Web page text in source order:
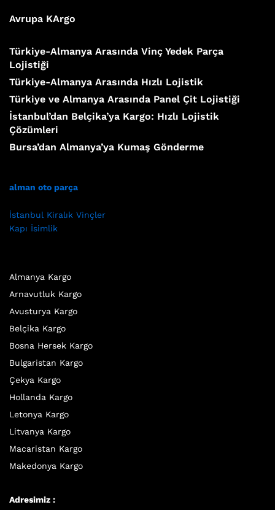
Avrupa KArgo
Türkiye-Almanya Arasında Vinç Yedek Parça
Lojistiği
Türkiye-Almanya Arasında Hızlı Lojistik
Türkiye ve Almanya Arasında Panel Çit Lojistiği
İstanbul’dan Belçika’ya Kargo: Hızlı Lojistik
Çözümleri
Bursa’dan Almanya’ya Kumaş Gönderme
alman oto parça
İstanbul Kiralık Vinçler
Kapı İsimlik
Almanya Kargo
Arnavutluk Kargo
Avusturya Kargo
Belçika Kargo
Bosna Hersek Kargo
Bulgaristan Kargo
Çekya Kargo
Hollanda Kargo
Letonya Kargo
Litvanya Kargo
Macaristan Kargo
Makedonya Kargo
Adresimiz :